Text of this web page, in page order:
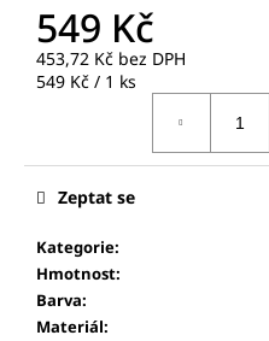
549 Kč
453,72 Kč bez DPH
Měrná
549 Kč / 1 ks
Kategorie:
Hmotnost:
Barva:
Materiál:
Zeptat se
m